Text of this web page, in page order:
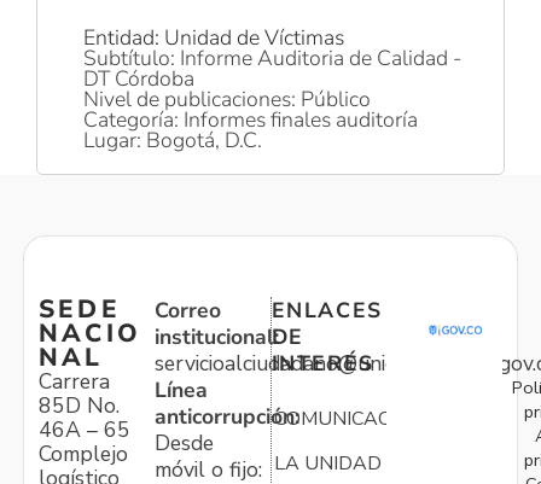
Entidad: Unidad de Víctimas
Subtítulo: Informe Auditoria de Calidad -
DT Córdoba
Nivel de publicaciones: Público
Categoría: Informes finales auditoría
Lugar: Bogotá, D.C.
SEDE
NACIO
NAL
Carrera
85D No.
46A – 65
Complejo
logístico
Correo
institucional:
Línea
anticorrupción:
Desde
móvil o fijo:
ENLACES
DE
INTERÉS
COMUNICACIONES
LA UNIDAD